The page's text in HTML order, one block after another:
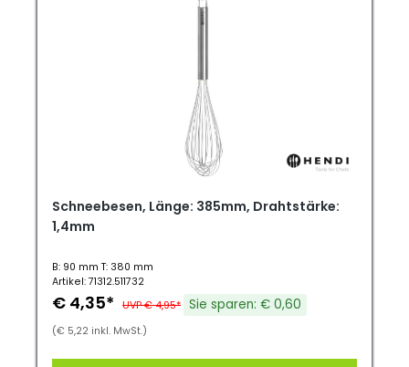
Schneebesen, Länge: 385mm, Drahtstärke:
1,4mm
B: 90 mm T: 380 mm
Artikel: 71312.511732
€ 4,35* UVP € 4,95* Sie sparen: € 0,60
(€ 5,22 inkl. MwSt.)